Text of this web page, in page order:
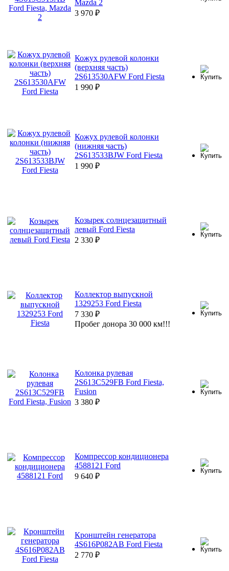
Mazda 2
3 970 ₽
Кожух рулевой колонки
(верхняя часть)
2S613530AFW Ford Fiesta
1 990 ₽
Кожух рулевой колонки
(нижняя часть)
2S613533BJW Ford Fiesta
1 990 ₽
Козырек солнцезащитный
левый Ford Fiesta
2 330 ₽
Коллектор выпускной
1329253 Ford Fiesta
7 330 ₽
Пробег донора 30 000 км!!!
Колонка рулевая
2S613C529FB Ford Fiesta,
Fusion
3 380 ₽
Компрессор кондиционера
4588121 Ford
9 640 ₽
Кронштейн генератора
4S616P082AB Ford Fiesta
2 770 ₽